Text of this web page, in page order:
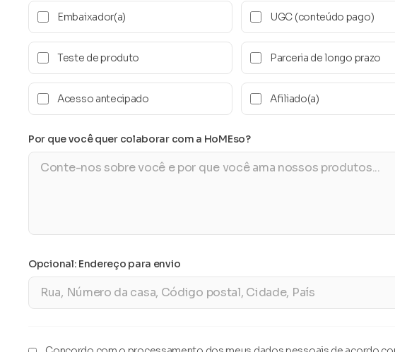
Embaixador(a) UGC (conteúdo pago)
Teste de produto Parceria de longo prazo
Acesso antecipado Afiliado(a)
Por que você quer colaborar com a HoMEso?
Opcional: Endereço para envio